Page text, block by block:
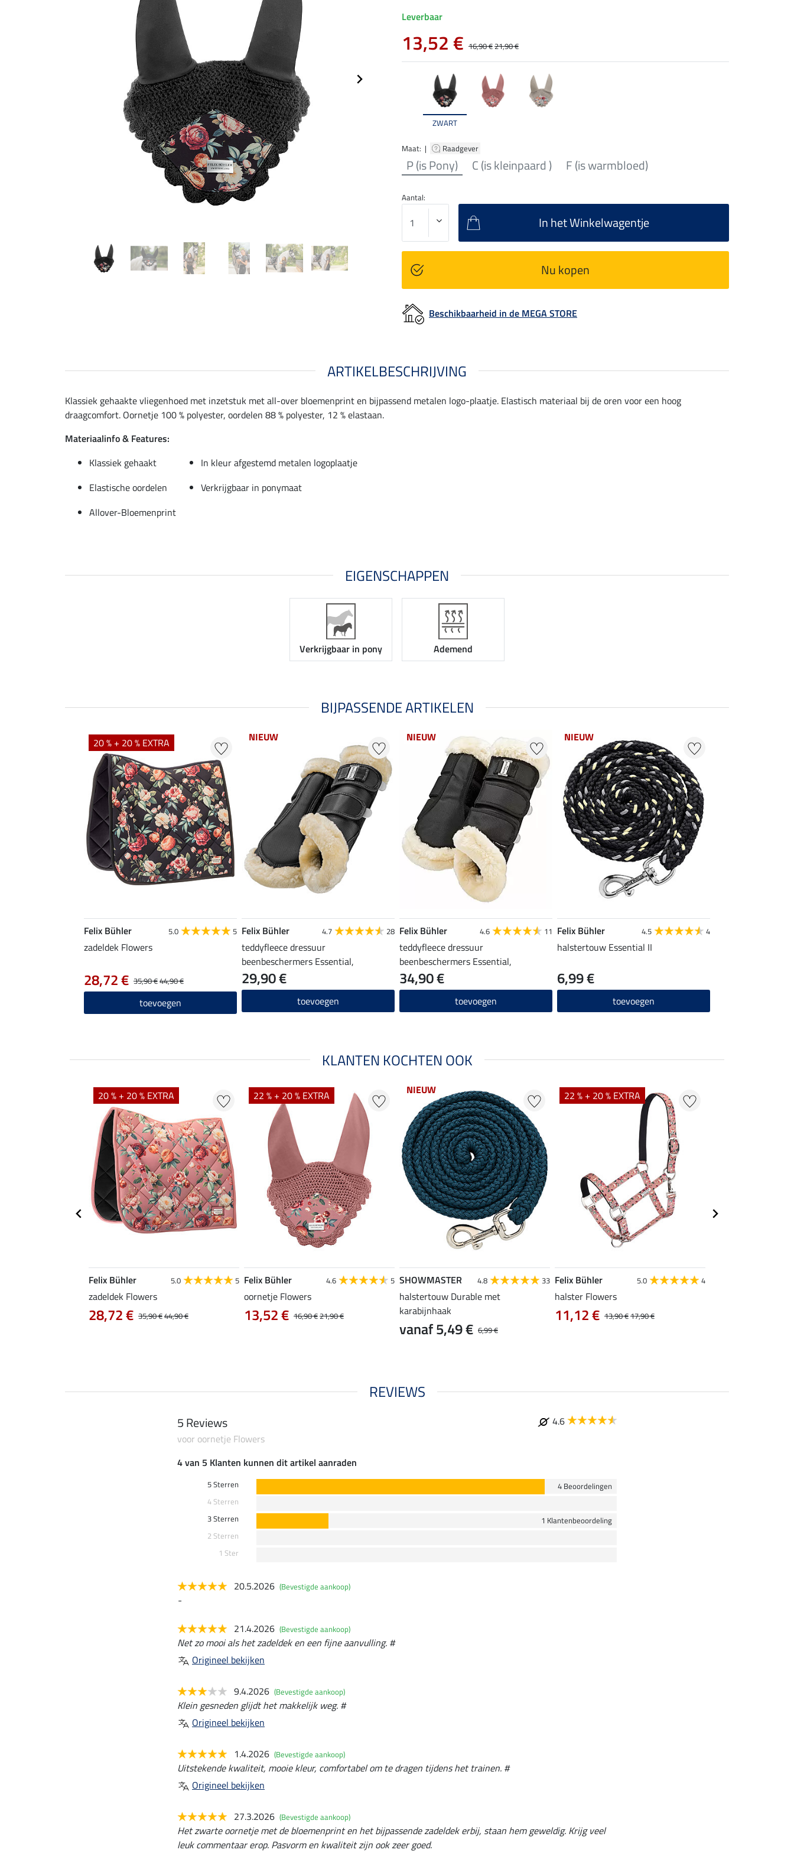
ZWART
Maat: | Raadgever
P (is Pony) C (is kleinpaard ) F (is warmbloed)
Leverbaar
13,52 € 16,90 €21,90 €
Aantal:
In het Winkelwagentje
Nu kopen
Beschikbaarheid in de MEGA STORE
ARTIKELBESCHRIJVING
Klassiek gehaakte vliegenhoed met inzetstuk met all-over bloemenprint en bijpassend metalen logo-plaatje. Elastisch materiaal bij de oren voor een hoog
draagcomfort. Oornetje 100 % polyester, oordelen 88 % polyester, 12 % elastaan.
Materiaalinfo & Features:
Klassiek gehaakt
In kleur afgestemd metalen logoplaatje
Elastische oordelen
Verkrijgbaar in ponymaat
Allover-Bloemenprint
EIGENSCHAPPEN
Verkrijgbaar in pony Ademend
BIJPASSENDE ARTIKELEN
20 % + 20 % EXTRA
Felix Bühler 5.0 5
zadeldek Flowers
35,90 €44,90 €
28,72 €
toevoegen
NIEUW
Felix Bühler 4.7 28
teddyfleece dressuur
beenbeschermers Essential,
voorbenen
29,90 €
toevoegen
NIEUW
Felix Bühler 4.6 11
teddyfleece dressuur
beenbeschermers Essential,
achterbenen
34,90 €
toevoegen
NIEUW
Felix Bühler 4.5 4
halstertouw Essential II
6,99 €
toevoegen
KLANTEN KOCHTEN OOK
20 % + 20 % EXTRA
Felix Bühler 5.0 5
zadeldek Flowers
35,90 €44,90 €
28,72 €
22 % + 20 % EXTRA
Felix Bühler 4.6 5
oornetje Flowers
16,90 €21,90 €
13,52 €
NIEUW
SHOWMASTER 4.8 33
halstertouw Durable met
karabijnhaak
6,99 €
vanaf 5,49 €
22 % + 20 % EXTRA
Felix Bühler 5.0 4
halster Flowers
13,90 €17,90 €
11,12 €
REVIEWS
5 Reviews
4.6
voor oornetje Flowers
4 van 5 Klanten kunnen dit artikel aanraden
5 Sterren
4 Beoordelingen
4 Sterren
3 Sterren
1 Klantenbeoordeling
2 Sterren
1 Ster
20.5.2026 (Bevestigde aankoop)
-
21.4.2026 (Bevestigde aankoop)
Net zo mooi als het zadeldek en een fijne aanvulling. #
Origineel bekijken
9.4.2026 (Bevestigde aankoop)
Klein gesneden glijdt het makkelijk weg. #
Origineel bekijken
1.4.2026 (Bevestigde aankoop)
Uitstekende kwaliteit, mooie kleur, comfortabel om te dragen tijdens het trainen. #
Origineel bekijken
27.3.2026 (Bevestigde aankoop)
Het zwarte oornetje met de bloemenprint en het bijpassende zadeldek erbij, staan hem geweldig. Krijg veel
leuk commentaar erop. Pasvorm en kwaliteit zijn ook zeer goed.